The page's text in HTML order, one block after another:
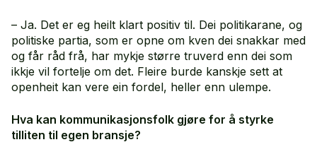
– Ja. Det er eg heilt klart positiv til. Dei politikarane, og
politiske partia, som er opne om kven dei snakkar med
og får råd frå, har mykje større truverd enn dei som
ikkje vil fortelje om det. Fleire burde kanskje sett at
openheit kan vere ein fordel, heller enn ulempe.
Hva kan kommunikasjonsfolk gjøre for å styrke
tilliten til egen bransje?